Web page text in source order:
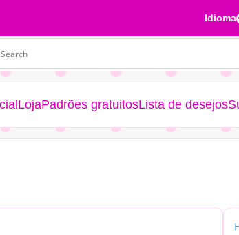
Idioma
LojaPadrões gratuitosLista de desejos